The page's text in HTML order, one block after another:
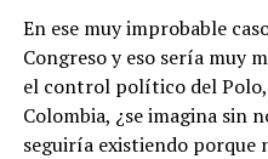
En ese muy improbable
Congreso y eso sería muy
el control político del Polo,
Colombia, ¿se imagina sin
seguiría existiendo porque